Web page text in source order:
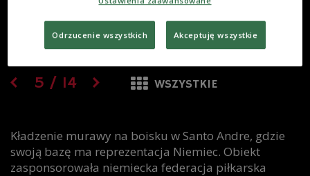
5 / 14 WSZYSTKIE
Kładzenie murawy na boisku w Santo Andre, gdzie
swoją bazę ma reprezentacja Niemiec. Obiekt
zasponsorowała niemiecka federacja piłkarska
Odrzucenie wszystkich Akceptuję wszystkie